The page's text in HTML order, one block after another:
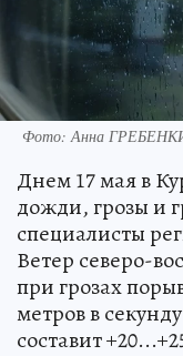
Фото: Анна
Днем 17 мая в
дожди, грозы и
специалисты
Ветер северо-
при грозах
метров в
составит